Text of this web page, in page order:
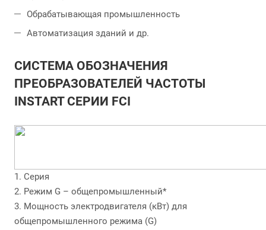
Обрабатывающая промышленность
Автоматизация зданий и др.
СИСТЕМА ОБОЗНАЧЕНИЯ
ПРЕОБРАЗОВАТЕЛЕЙ ЧАСТОТЫ
INSTART СЕРИИ FCI
1. Серия
2. Режим G – общепромышленный*
3. Мощность электродвигателя (кВт) для
общепромышленного режима (G)